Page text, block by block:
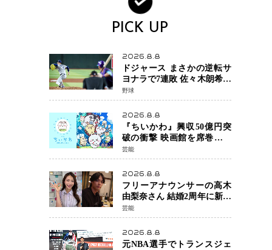
PICK UP
2026.8.8
ドジャース まさかの逆転サ
ヨナラで7連敗 佐々木朗希投
手が6回2失点の力投も勝利
届かず、大谷翔平は好機で
悔しい併殺打
野球
2026.8.8
『ちいかわ』興収50億円突
破の衝撃 映画館を席巻する
「日本発コンテンツ」の強
さ スパイダーマン、モア
ナら世界級作品と並ぶ存在
感
芸能
2026.8.8
フリーアナウンサーの高木
由梨奈さん 結婚2周年に新た
な家族を迎える喜びを報
告 夫・岸田タツヤさんと
連名「夫婦ともに幸せに感
じています」
芸能
2026.8.8
元NBA選手でトランスジェ